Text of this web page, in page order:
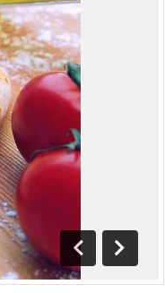
AnteriorPróximo